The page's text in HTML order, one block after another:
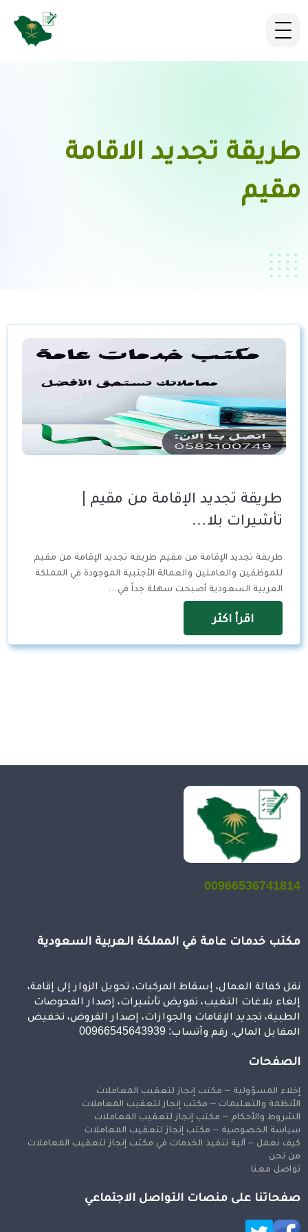
طريقة تجديد الاقامة
مقيم
طريقة تجديد الإقامة من مقيم |
تأشيرات بلا…
طريقة تجديد الإقامة من مقيم طريقة تجديد الإقامة من مقيم
للموظفين والعاملين والعمالة الأجنبية الموجودة في المملكة
العربية السعودية أصبحت سهلة جداً في…
اقرأ اكثر
00966536741814
مكتب خدمات عامة في المملكة العربية السعودية
نقل كفالة العمال، إسقاط المركبات، تحويل الزوار إلى إقامة،
إلغاء بلاغات التغيب، تفويض تأشيرات، إصدار الفحوصات
الطبية، تجديد الإقامات والجوازات، إصدار القروض، تخفيض
المقابل المالي. رقم وآتساب: 00966545643939
الصفحات
إخلاء المسؤولية – مكتب إنجاز لتعقيب المعاملات
الأنظمة والتعليمات – مكتب إنجاز لتعقيب المعاملات
الشروط والأحكام – مكتب إنجاز لتعقيب المعاملات
سياسة الخصوصية – مكتب إنجاز لتعقيب المعاملات
كيف نعمل – آلية تنفيذ الخدمات في مكتب إنجاز لتعقيب المعاملات
من نحن
تواصل معنا
صفحاتنا على منصات التواصل الاجتماعي